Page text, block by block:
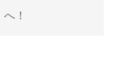
へ！